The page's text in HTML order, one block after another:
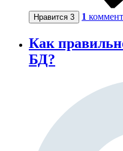
Нравится 3 1
Как
БД?